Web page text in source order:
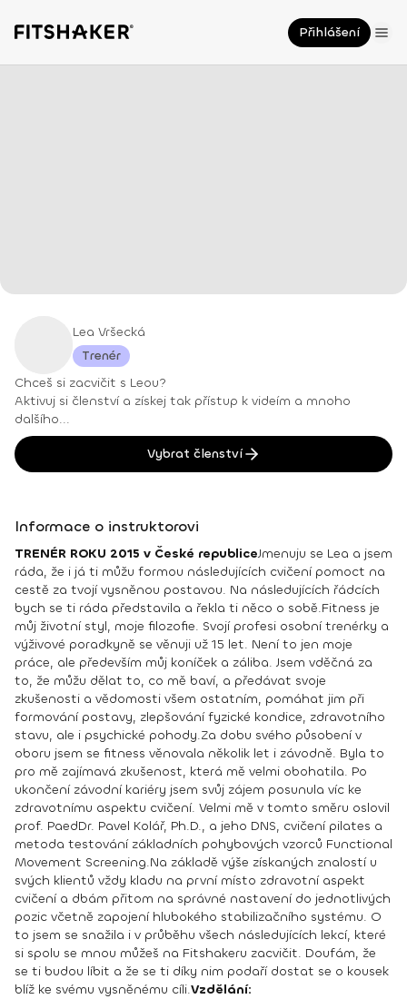
Přihlášení
Lea Vršecká
Trenér
Chceš si zacvičit s Leou?
Aktivuj si členství a získej tak přístup k videím a mnoho
dalšího...
Vybrat členství
Informace o instruktorovi
TRENÉR ROKU 2015 v České republiceJmenuju se Lea a jsem
ráda, že i já ti můžu formou následujících cvičení pomoct na
cestě za tvojí vysněnou postavou. Na následujících řádcích
bych se ti ráda představila a řekla ti něco o sobě.Fitness je
můj životní styl, moje filozofie. Svojí profesi osobní trenérky a
výživové poradkyně se věnuji už 15 let. Není to jen moje
práce, ale především můj koníček a záliba. Jsem vděčná za
to, že můžu dělat to, co mě baví, a předávat svoje
zkušenosti a vědomosti všem ostatním, pomáhat jim při
formování postavy, zlepšování fyzické kondice, zdravotního
stavu, ale i psychické pohody.Za dobu svého působení v
oboru jsem se fitness věnovala několik let i závodně. Byla to
pro mě zajímavá zkušenost, která mě velmi obohatila. Po
ukončení závodní kariéry jsem svůj zájem posunula víc ke
zdravotnímu aspektu cvičení. Velmi mě v tomto směru oslovil
prof. PaedDr. Pavel Kolář, Ph.D., a jeho DNS, cvičení pilates a
metoda testování základních pohybových vzorců Functional
Movement Screening.Na základě výše získaných znalostí u
svých klientů vždy kladu na první místo zdravotní aspekt
cvičení a dbám přitom na správné nastavení do jednotlivých
pozic včetně zapojení hlubokého stabilizačního systému. O
to jsem se snažila i v průběhu všech následujících lekcí, které
si spolu se mnou můžeš na Fitshakeru zacvičit. Doufám, že
se ti budou líbit a že se ti díky nim podaří dostat se o kousek
blíž ke svému vysněnému cíli.Vzdělání: